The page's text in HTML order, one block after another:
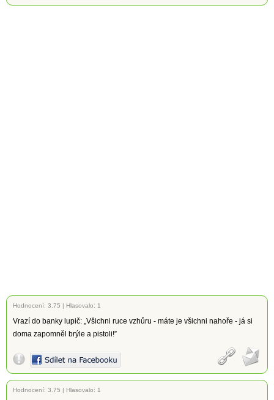
Hodnocení: 3.75 | Hlasovalo: 1
Vrazí do banky lupič: „Všichni ruce vzhůru - máte je všichni nahoře - já si
doma zapomněl brýle a pistoli!”
Hodnocení: 3.75 | Hlasovalo: 1